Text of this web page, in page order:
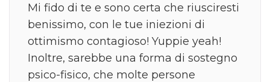
Mi fido di te e sono certa che riusciresti
benissimo, con le tue iniezioni di
ottimismo contagioso! Yuppie yeah!
Inoltre, sarebbe una forma di sostegno
psico-fisico, che molte persone